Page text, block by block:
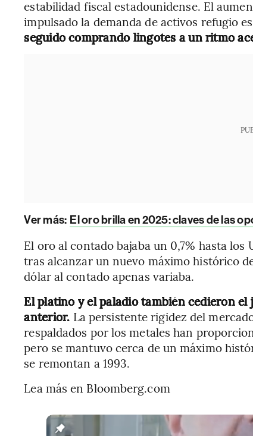
estabilidad fiscal estadounidense. El
impulsado la demanda de activos refugio
seguido comprando lingotes a un ritmo
Ver más: El oro brilla en 2025: claves de las
El oro al contado bajaba un 0,7% hasta los
tras alcanzar un nuevo máximo histórico
dólar al contado apenas variaba.
El platino y el paladio también cedieron el
anterior. La persistente rigidez del
respaldados por los metales han
pero se mantuvo cerca de un máximo
se remontan a 1993.
Lea más en Bloomberg.com